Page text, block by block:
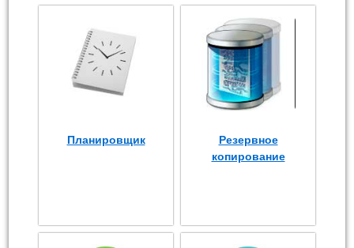
Планировщик
Резервное
копирование